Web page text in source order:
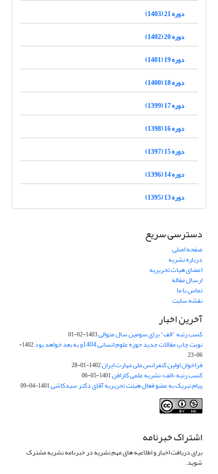
دوره 21 (1403)
دوره 20 (1402)
دوره 19 (1401)
دوره 18 (1400)
دوره 17 (1399)
دوره 16 (1398)
دوره 15 (1397)
دوره 14 (1396)
دوره 13 (1395)
دسترسی سریع
صفحه اصلی
درباره نشریه
اعضای هیات تحریریه
ارسال مقاله
تماس با ما
نقشه سایت
آخرین اخبار
کسب رتبه "الف" برای سومین سال متوالی1403-02-01
نوبت چاپ مقالات جدید حوزه علوم انسانی 1404و به بعد خواهد بود
1402-
06-23
فراخوان اولین کنفرانس ملی مهارت ایران1402-01-28
کسب رتبه «الف» نشریه علمی کارافن1401-05-06
پیام تبریک به عضو فعال هیئت تحریریه آقای دکتر سیدکاشی1401-04-09
اشتراک خبرنامه
برای دریافت اخبار و اطلاعیه های مهم نشریه در خبرنامه نشریه مشترک
شوید.